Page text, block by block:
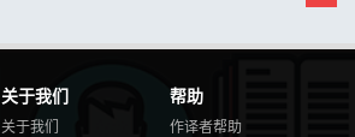
关于我们
关于我们
帮助
作译者帮助